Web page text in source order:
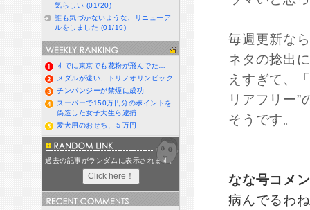
毎週更新な
ネタの捻出
えすぎて、
リアフリー
そうです。
なな号コ
病んでるわ
気らしい (01/20)
誰も気づかないような、リニューア
ルをしました (01/19)
すでに東京でも花粉が飛んでた…
メダルが遠い、トリノオリンピック
チンパンジーが禁煙に成功
スーパーで150万円分のポイントを
偽造した女子大生ら逮捕
愛犬用のおせち、５万円
過去の記事がランダムに表示されます。